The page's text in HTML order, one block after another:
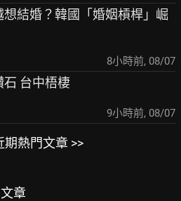
想結婚？韓國「婚姻槓桿」崛
8小時前, 08/07
石 台中梧棲
9小時前, 08/07
期熱門文章 >>
章